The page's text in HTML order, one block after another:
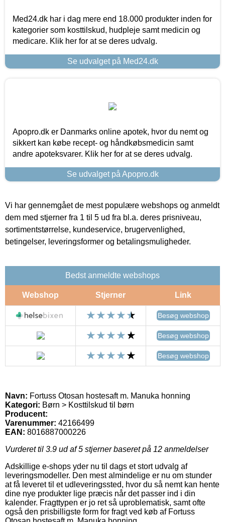
Med24.dk har i dag mere end 18.000 produkter inden for
kategorier som kosttilskud, hudpleje samt medicin og
medicare. Klik her for at se deres udvalg.
Se udvalget på Med24.dk
Apopro.dk er Danmarks online apotek, hvor du nemt og
sikkert kan købe recept- og håndkøbsmedicin samt
andre apoteksvarer. Klik her for at se deres udvalg.
Se udvalget på Apopro.dk
Vi har gennemgået de mest populære webshops og anmeldt
dem med stjerner fra 1 til 5 ud fra bl.a. deres prisniveau,
sortimentstørrelse, kundeservice, brugervenlighed,
betingelser, leveringsformer og betalingsmuligheder.
Bedst anmeldte webshops
Webshop Stjerner Link
Besøg webshop
Besøg webshop
Besøg webshop
Navn: Fortuss Otosan hostesaft m. Manuka honning
Kategori: Børn > Kosttilskud til børn
Producent:
Varenummer: 42166499
EAN: 8016887000226
Vurderet til 3.9 ud af 5 stjerner baseret på 12 anmeldelser
Adskillige e-shops yder nu til dags et stort udvalg af
leveringsmodeller. Den mest almindelige er nu om stunder
at få leveret til et udleveringssted, hvor du så nemt kan hente
dine nye produkter lige præcis når det passer ind i din
kalender. Fragttypen er jo ret så uproblematisk, samt ofte
også den prisbilligste form for fragt ved køb af Fortuss